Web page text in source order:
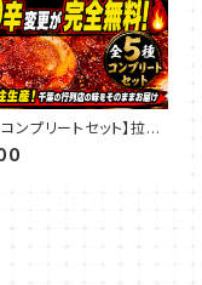
ンプリートセット】拉麺
辛・旨辛ラーメン5食フ
（★EC限定：10辛まで